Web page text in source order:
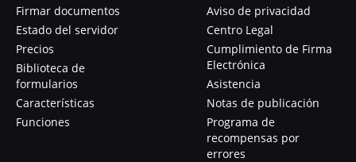
Firmar documentos
Estado del servidor
Precios
Biblioteca de
formularios
Características
Funciones
Aviso de privacidad
Centro Legal
Cumplimiento de Firma
Electrónica
Asistencia
Notas de publicación
Programa de
recompensas por
errores